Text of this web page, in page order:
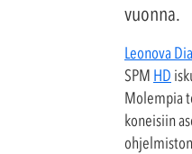
vuonna.
Leonova
SPM HD
Molempia
koneisiin